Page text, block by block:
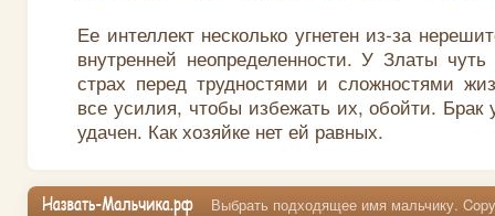
Ее интеллект несколько угнетен из-за
внутренней неопределенности. У Златы
страх перед трудностями и сложностями
все усилия, чтобы избежать их, обойти. Брак
удачен. Как хозяйке нет ей равных.
Выбрать подходящее имя мальчику.